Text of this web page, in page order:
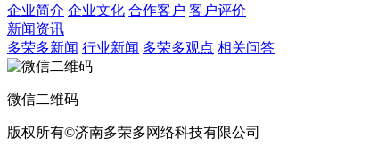
企业简介 企业文化 合作客户 客户评价
新闻资讯
多荣多新闻 行业新闻 多荣多观点 相关问答
微信二维码
版权所有©济南多荣多网络科技有限公司